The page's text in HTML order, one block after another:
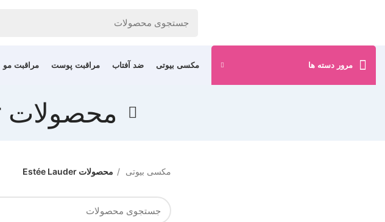
مرور دسته ها مکسی بیوتی ضد آفتاب مراقبت پوست مراقبت مو
محصولات Estée Lauder
مکسی بیوتی محصولات Estée Lauder